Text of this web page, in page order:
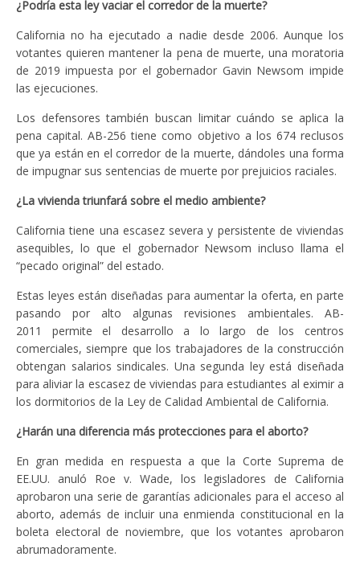
¿Podría esta ley vaciar el corredor de la muerte?
California no ha ejecutado a nadie desde 2006. Aunque los
votantes quieren mantener la pena de muerte, una moratoria
de 2019 impuesta por el gobernador Gavin Newsom impide
las ejecuciones.
Los defensores también buscan limitar cuándo se aplica la
pena capital. AB-256 tiene como objetivo a los 674 reclusos
que ya están en el corredor de la muerte, dándoles una forma
de impugnar sus sentencias de muerte por prejuicios raciales.
¿La vivienda triunfará sobre el medio ambiente?
California tiene una escasez severa y persistente de viviendas
asequibles, lo que el gobernador Newsom incluso llama el
“pecado original” del estado.
Estas leyes están diseñadas para aumentar la oferta, en parte
pasando por alto algunas revisiones ambientales. AB-
2011 permite el desarrollo a lo largo de los centros
comerciales, siempre que los trabajadores de la construcción
obtengan salarios sindicales. Una segunda ley está diseñada
para aliviar la escasez de viviendas para estudiantes al eximir a
los dormitorios de la Ley de Calidad Ambiental de California.
¿Harán una diferencia más protecciones para el aborto?
En gran medida en respuesta a que la Corte Suprema de
EE.UU. anuló Roe v. Wade, los legisladores de California
aprobaron una serie de garantías adicionales para el acceso al
aborto, además de incluir una enmienda constitucional en la
boleta electoral de noviembre, que los votantes aprobaron
abrumadoramente.